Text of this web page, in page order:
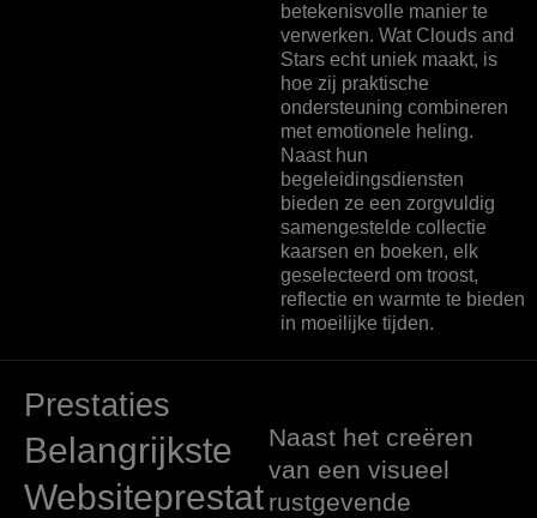
betekenisvolle manier te
verwerken. Wat Clouds and
Stars echt uniek maakt, is
hoe zij praktische
ondersteuning combineren
met emotionele heling.
Naast hun
begeleidingsdiensten
bieden ze een zorgvuldig
samengestelde collectie
kaarsen en boeken, elk
geselecteerd om troost,
reflectie en warmte te bieden
in moeilijke tijden.
Prestaties
Belangrijkste
Websiteprestat
Naast het creëren
van een visueel
rustgevende